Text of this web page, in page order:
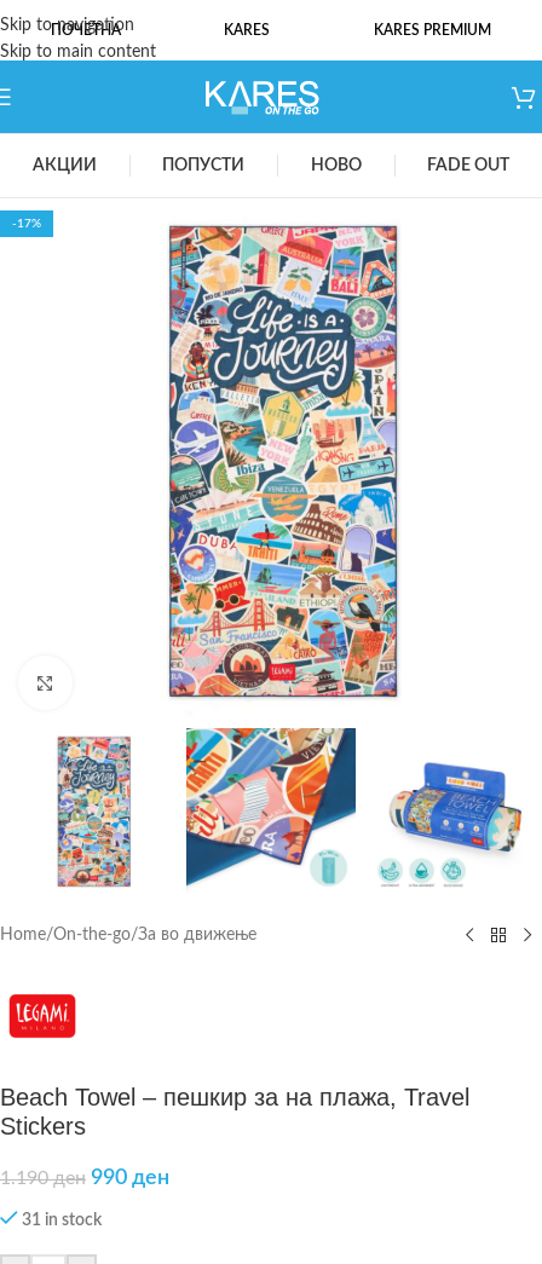
Skip to navigation
Skip to main content
ПОЧЕТНА KARES KARES PREMIUM
АКЦИИ ПОПУСТИ НОВО FADE OUT
-17%
Click to enlarge
Home/On-the-go/За во движење
Beach Towel – пешкир за на плажа, Travel
Stickers
1.190ден 990 ден
31 in stock